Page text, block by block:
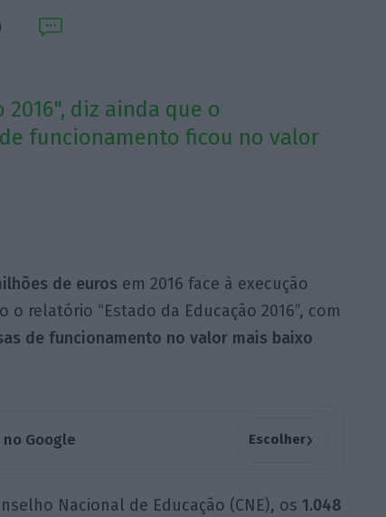
diz ainda que o
funcionamento ficou no valor
de euros em 2016 face à execução
o relatório “Estado da Educação 2016”, com
de funcionamento no valor mais baixo
Google Escolher›
Nacional de Educação (CNE), os 1.048